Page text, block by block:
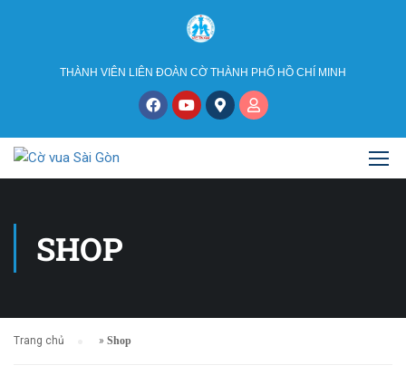
THÀNH VIÊN LIÊN ĐOÀN CỜ THÀNH PHỐ HỒ CHÍ MINH
SHOP
Trang chủ » Shop